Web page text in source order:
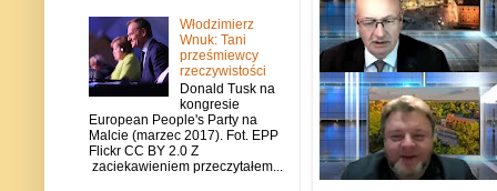
Włodzimierz
Wnuk: Tani
prześmiewcy
rzeczywistości
Donald Tusk na
kongresie
European People's Party na
Malcie (marzec 2017). Fot. EPP
Flickr CC BY 2.0 Z
zaciekawieniem przeczytałem...